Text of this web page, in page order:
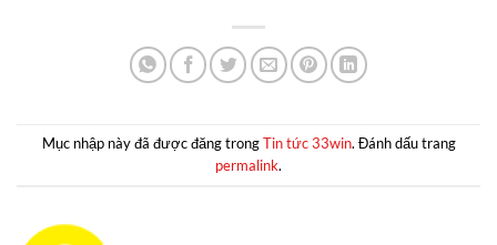
Mục nhập này đã được đăng trongTin tức 33win. Đánh dấu trang
permalink.